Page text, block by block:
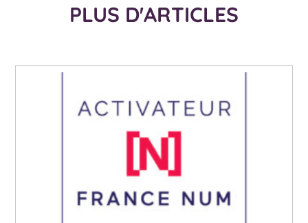
PLUS D'ARTICLES